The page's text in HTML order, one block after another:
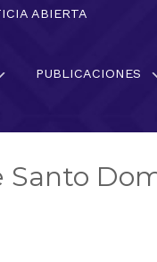
ABIERTA
PUBLICACIONES